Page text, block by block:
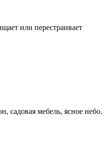
или перестраивает
садовая мебель, ясное небо.